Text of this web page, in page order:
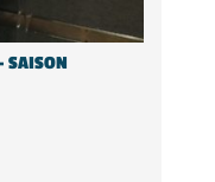
SAISON